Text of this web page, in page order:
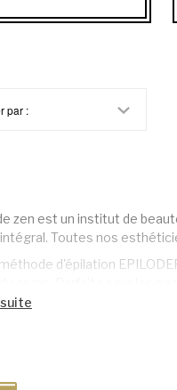
zen est un institut de
Toutes nos
d'épilation
d'épilation
pileux.